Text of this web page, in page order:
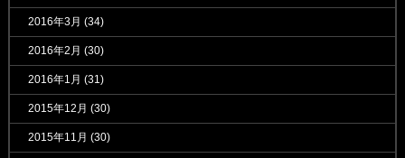
2016年3月 (34)
2016年2月 (30)
2016年1月 (31)
2015年12月 (30)
2015年11月 (30)